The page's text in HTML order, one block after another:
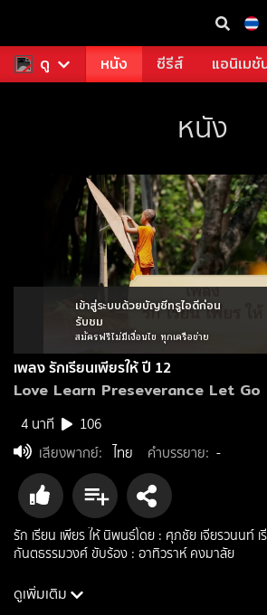
ดูดูฟรี หนัง ซีรีส์ แอนิเมชั
หนัง
เข้าสู่ระบบด้วยบัญชีทรูไอดีก่อน
รับชม
สมัครฟรีไม่มีเงื่อนไข ทุกเครือข่าย
เพลง รักเรียนเพียรให้ ปี 12
Love Learn Preseverance Let Go
4 นาที
106
เสียงพากย์: ไทย คำบรรยาย: -
รัก เรียน เพียร ให้ นิพนธ์โดย : ศุภชัย เจียรวนนท์ เรียบเรียง : กฤษณศักดิ์
กันตธรรมวงศ์ ขับร้อง : อาทิวราห์ คงมาลัย
นักแสดง: อาทิวราห์ คงมาลัย
ดูเพิ่มเติม